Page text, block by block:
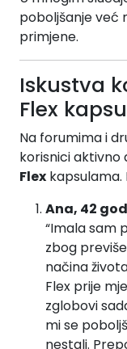
poboljšanje već
primjene.
Iskustva
Flex
Na forumima i
korisnici aktivno
Flex kapsulama.
Ana, 42
“Imala sam
zbog
načina
Flex prije
zglobovi
mi se
nestali.